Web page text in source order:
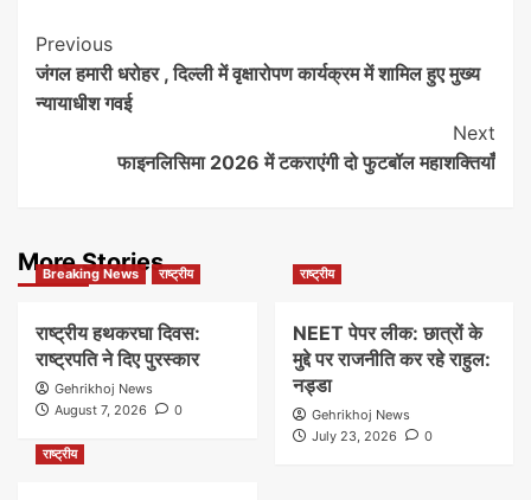
Post
Navigation
Previous
जंगल हमारी धरोहर , दिल्ली में वृक्षारोपण कार्यक्रम में शामिल हुए मुख्य
न्यायाधीश गवई
Next
फाइनलिसिमा 2026 में टकराएंगी दो फुटबॉल महाशक्तियाँ
More Stories
Breaking News राष्ट्रीय
राष्ट्रीय हथकरघा दिवस:
राष्ट्रपति ने दिए पुरस्कार
Gehrikhoj News
August 7, 2026
0
राष्ट्रीय
NEET पेपर लीक: छात्रों के
मुद्दे पर राजनीति कर रहे राहुल:
नड्डा
Gehrikhoj News
July 23, 2026
0
राष्ट्रीय